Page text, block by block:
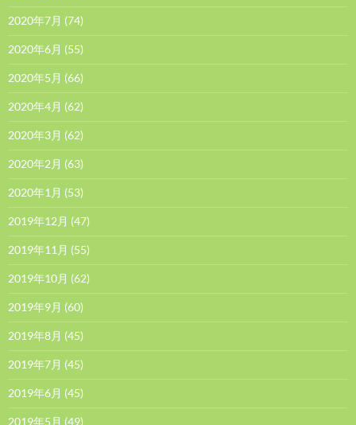
2020年7月 (74)
2020年6月 (55)
2020年5月 (66)
2020年4月 (62)
2020年3月 (62)
2020年2月 (63)
2020年1月 (53)
2019年12月 (47)
2019年11月 (55)
2019年10月 (62)
2019年9月 (60)
2019年8月 (45)
2019年7月 (45)
2019年6月 (45)
2019年5月 (49)